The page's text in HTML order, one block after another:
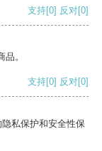
支持[0] 反对[0]
。
支持[0] 反对[0]
私保护和安全性保